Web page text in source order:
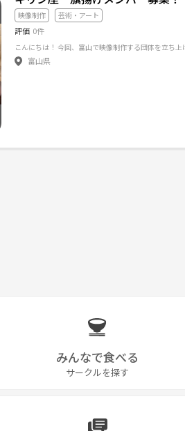
映像制作 芸術・アート
評価 0件
富山県
みんなで食べる
サークルを探す